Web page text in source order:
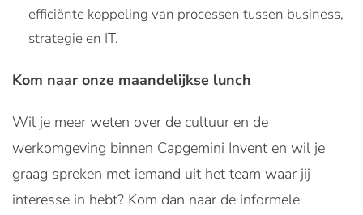
efficiënte koppeling van processen tussen business,
strategie en IT.
Kom naar onze maandelijkse lunch
Wil je meer weten over de cultuur en de
werkomgeving binnen Capgemini Invent en wil je
graag spreken met iemand uit het team waar jij
interesse in hebt? Kom dan naar de informele